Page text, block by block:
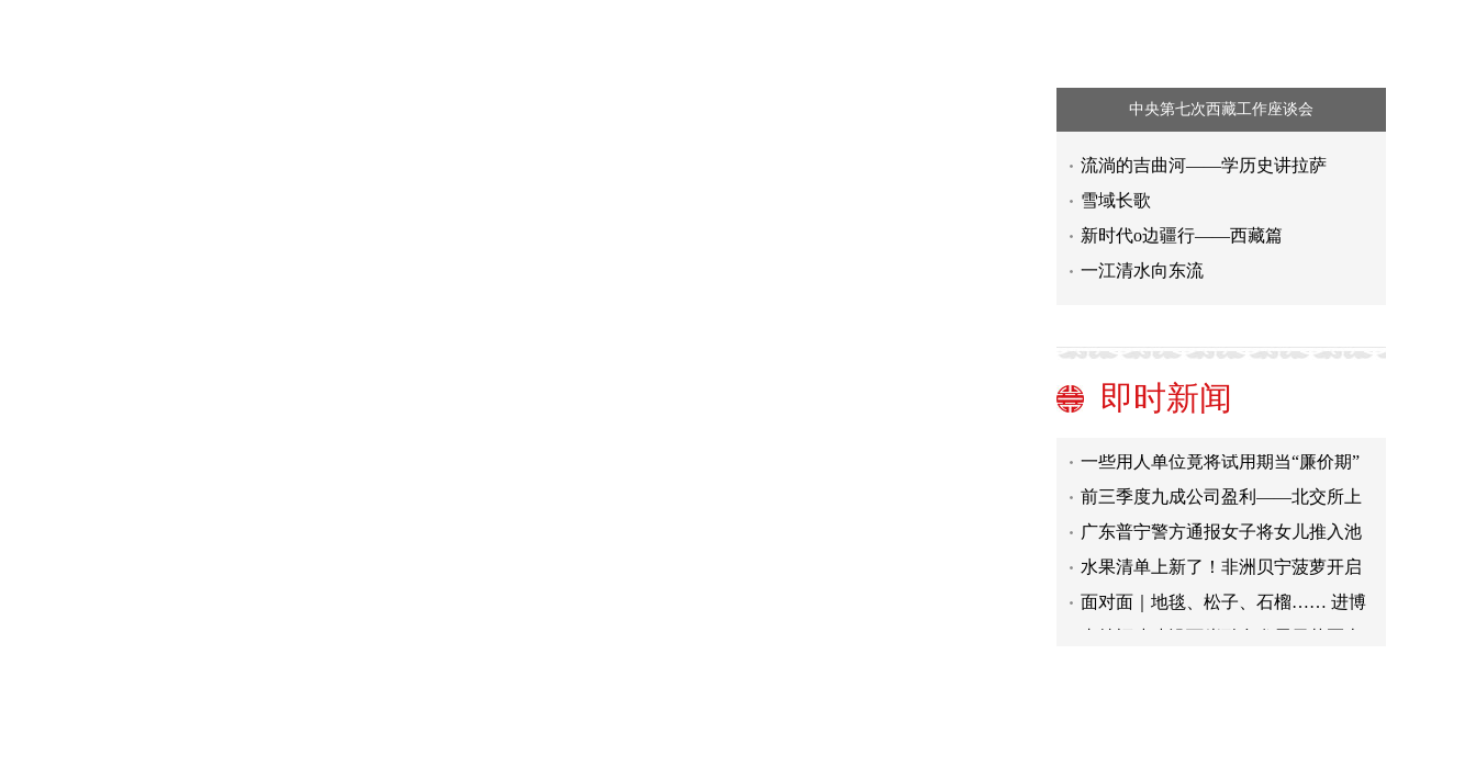
中央第七次西藏工作座谈会
流淌的吉曲河——学历史讲拉萨
雪域长歌
新时代o边疆行——西藏篇
一江清水向东流
即时新闻
电视“套娃”收费得到整治 今年底前全
国将实现“开机看直播”
坐网约车遇到诸多新问题 症结何在
现场就能开复兴号？2023世界传感器
前三季度九成公司盈利——北交所上
市公司业绩企稳向好
广东普宁警方通报女子将女儿推入池
塘：家属称其疑似精神异常，已刑事
拘留
水果清单上新了！非洲贝宁菠萝开启
中国首秀
面对面｜地毯、松子、石榴…… 进博
会上的这些阿富汗好物都是这个小伙
支持福建建设两岸融合发展示范区十